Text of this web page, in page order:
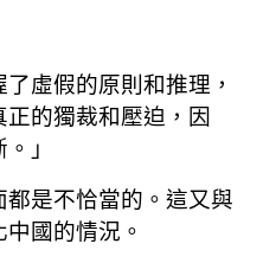
虛假的原則和推理，
的獨裁和壓迫，因
」
是不恰當的。這又與
國的情況。